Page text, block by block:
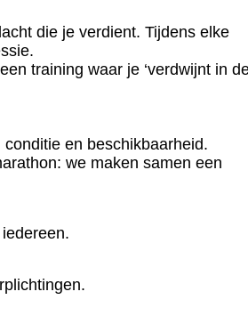
die je verdient. Tijdens elke
training waar je ‘verdwijnt in
en beschikbaarheid.
we maken samen een